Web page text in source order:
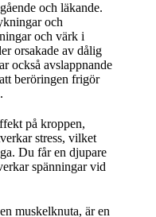
och läkande.
och
och värk i
orsakade av dålig
också avslappnande
beröringen frigör
på kroppen,
stress, vilket
Du får en djupare
spänningar vid
muskelknuta, är en